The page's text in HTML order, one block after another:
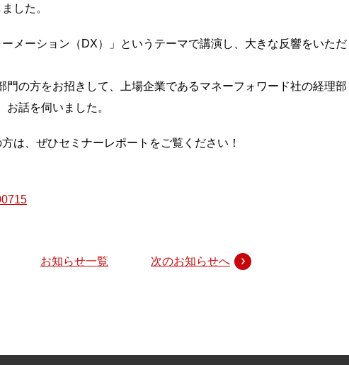
した。
メーション（DX）」というテーマで講演し、大きな反響をいただ
門の方をお招きして、上場企業であるマネーフォワード社の経理部
話を伺いました。
は、ぜひセミナーレポートをご覧ください！
お知らせ一覧 次のお知らせへ